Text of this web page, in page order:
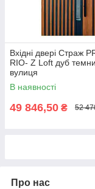
Вхідні двері Страж
RIO- Z Loft дуб
вулиця
В наявності
49 846,50 ₴ 52
Про нас